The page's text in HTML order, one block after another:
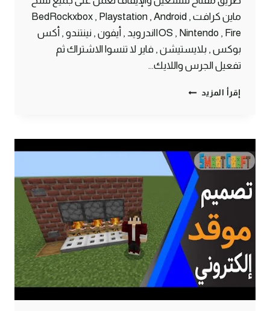
ماين كرافت BedRockxbox , Playstation , Android ,
IOS , Nintendo , Fireاندرويد , أيفون , نينتندو , أكس
بوكس , بلايستيشن , فاير لا تنسوا الاشتراك ثم
تفعيل الجرس واللايك…
إقرأ المزيد طريقة
إلكترونية
ماين
كرافت
الجوال
#SMARTCRAFT